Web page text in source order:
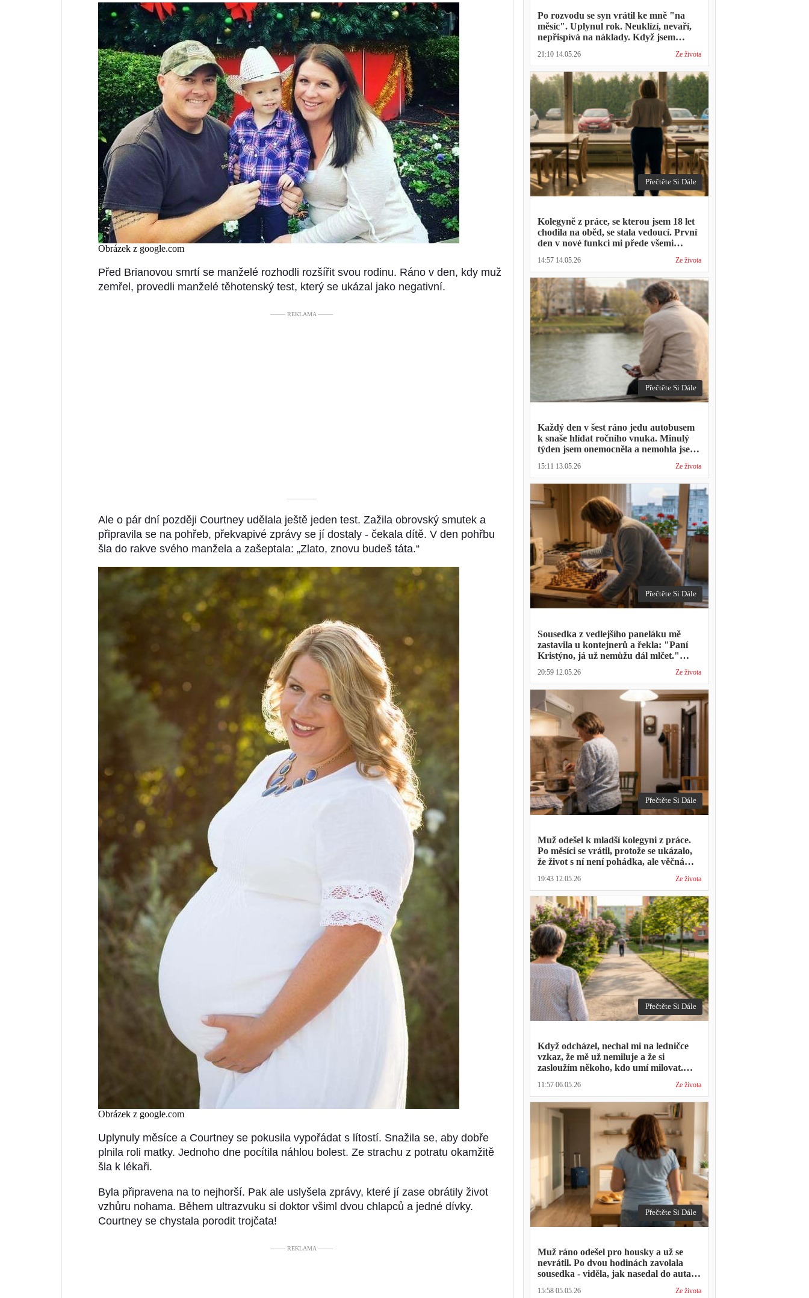
Obrázek z google.com
Před Brianovou smrtí se manželé rozhodli rozšířit svou rodinu. Ráno v den, kdy muž
zemřel, provedli manželé těhotenský test, který se ukázal jako negativní.
––––– REKLAMA –––––
––––––––––
Ale o pár dní později Courtney udělala ještě jeden test. Zažila obrovský smutek a
připravila se na pohřeb, překvapivé zprávy se jí dostaly - čekala dítě. V den pohřbu
šla do rakve svého manžela a zašeptala: „Zlato, znovu budeš táta.“
Obrázek z google.com
Uplynuly měsíce a Courtney se pokusila vypořádat s lítostí. Snažila se, aby dobře
plnila roli matky. Jednoho dne pocítila náhlou bolest. Ze strachu z potratu okamžitě
šla k lékaři.
Byla připravena na to nejhorší. Pak ale uslyšela zprávy, které jí zase obrátily život
vzhůru nohama. Během ultrazvuku si doktor všiml dvou chlapců a jedné dívky.
Courtney se chystala porodit trojčata!
––––– REKLAMA –––––
Po rozvodu se syn vrátil ke mně "na
měsíc". Uplynul rok. Neuklízí, nevaří,
nepřispívá na náklady. Když jsem
přece nevyhodíš vlastní dítě."
21:10 14.05.26 Ze života
Přečtěte Si Dále
Kolegyně z práce, se kterou jsem 18 let
chodila na oběd, se stala vedoucí. První
den v nové funkci mi přede všemi
Přestávka trvala stejně jako vždycky
14:57 14.05.26 Ze života
Přečtěte Si Dále
Každý den v šest ráno jedu autobusem
k snaše hlídat ročního vnuka. Minulý
týden jsem onemocněla a nemohla jsem
den volna. Víš, kolik nás to stálo?"
15:11 13.05.26 Ze života
Přečtěte Si Dále
Sousedka z vedlejšího paneláku mě
zastavila u kontejnerů a řekla: "Paní
Kristýno, já už nemůžu dál mlčet."
manžela ve čtvrtky na lavičce před
lékárnou s tou samou ženou
20:59 12.05.26 Ze života
Přečtěte Si Dále
Muž odešel k mladší kolegyni z práce.
Po měsíci se vrátil, protože se ukázalo,
že život s ní není pohádka, ale věčná
19:43 12.05.26 Ze života
Přečtěte Si Dále
Když odcházel, nechal mi na ledničce
vzkaz, že mě už nemiluje a že si
zasloužím někoho, kdo umí milovat.
mohl přijít na nedělní oběd, protože ta
druhá ho vyhodila a nemá kde strávit
svátky
11:57 06.05.26 Ze života
Přečtěte Si Dále
Muž ráno odešel pro housky a už se
nevrátil. Po dvou hodinách zavolala
sousedka - viděla, jak nasedal do auta s
týden pomáhala balit na služební cestu
15:58 05.05.26 Ze života